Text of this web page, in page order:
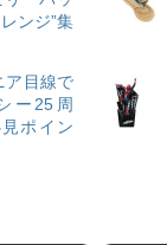
ンジ”集
ア目線で
ー25周
ポイン